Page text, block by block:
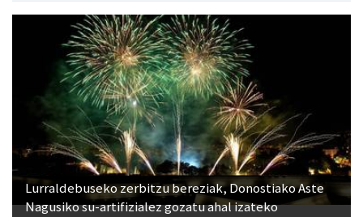
Lurraldebuseko zerbitzu bereziak, Donostiako Aste
Nagusiko su-artifizialez gozatu ahal izateko